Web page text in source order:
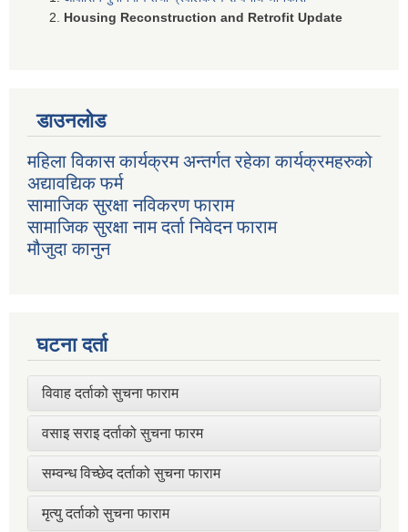
Housing Reconstruction and Retrofit Update
डाउनलोड
महिला विकास कार्यक्रम अन्तर्गत रहेका कार्यक्रमहरुको
अद्यावद्यिक फर्म
सामाजिक सुरक्षा नविकरण फाराम
सामाजिक सुरक्षा नाम दर्ता निवेदन फाराम
मौजुदा कानुन
घटना दर्ता
विवाह दर्ताको सुचना फाराम
वसाइ सराइ दर्ताको सुचना फारम
सम्वन्ध विच्छेद दर्ताको सुचना फाराम
मृत्यु दर्ताको सुचना फाराम